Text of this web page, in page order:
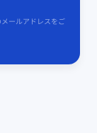
ールアドレスをご